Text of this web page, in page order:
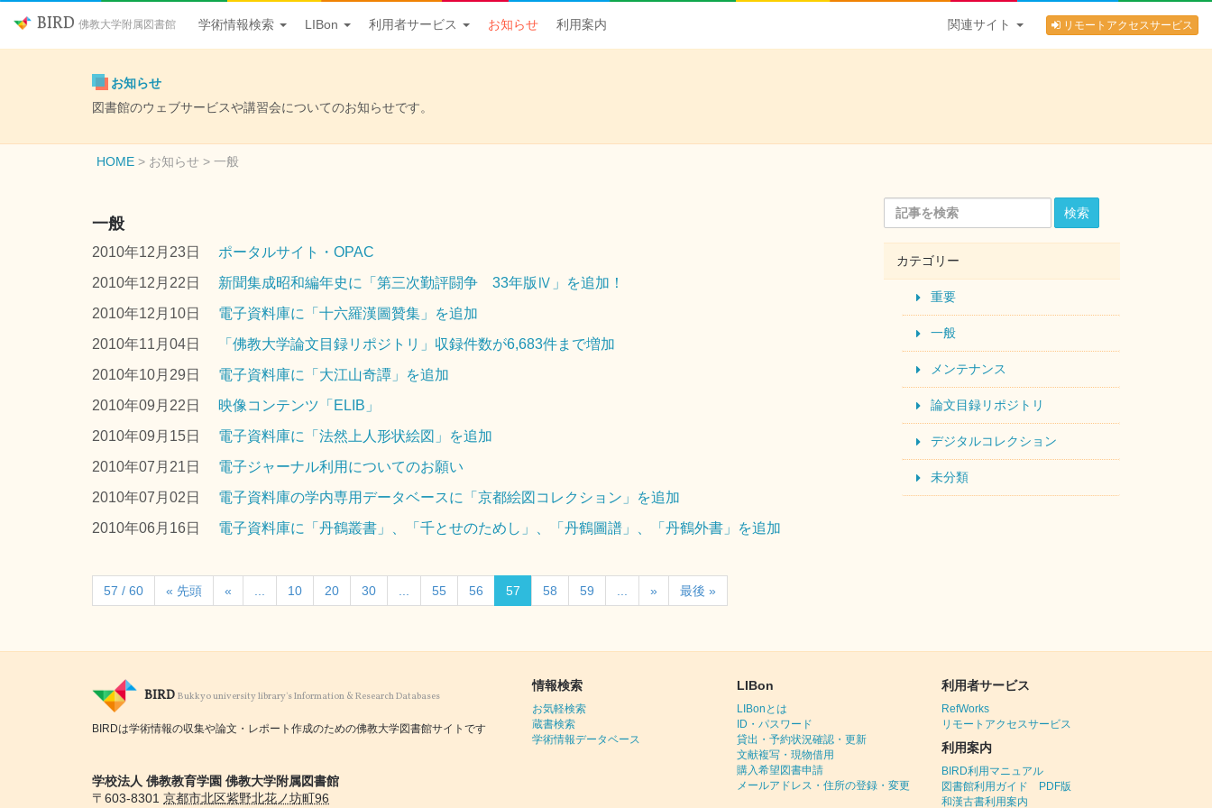
BIRD 佛教大学附属図書館 学術情報検索 LIBon 利用者サービス お知らせ 利用案内 関連サイト リモートアクセスサービス
お知らせ
図書館のウェブサービスや講習会についてのお知らせです。
HOME お知らせ > 一般
一般
2010年12月23日
ポータルサイト・OPAC
2010年12月22日
新聞集成昭和編年史に「第三次勤評闘争 33年版Ⅳ」を追加！
2010年12月10日
電子資料庫に「十六羅漢圖贊集」を追加
2010年11月04日
「佛教大学論文目録リポジトリ」収録件数が6,683件まで増加
2010年10月29日
電子資料庫に「大江山奇譚」を追加
2010年09月22日
映像コンテンツ「ELIB」
2010年09月15日
電子資料庫に「法然上人形状絵図」を追加
2010年07月21日
電子ジャーナル利用についてのお願い
2010年07月02日
電子資料庫の学内専用データベースに「京都絵図コレクション」を追加
2010年06月16日
電子資料庫に「丹鶴叢書」、「千とせのためし」、「丹鶴圖譜」、「丹鶴外書」を追加
57 / 60 « 先頭 « 10 20 30 55 56 57 58 59 » 最後 »
検索
カテゴリー
重要
一般
メンテナンス
論文目録リポジトリ
デジタルコレクション
未分類
情報検索
お気軽検索
蔵書検索
学術情報データベース
LIBon
LIBonとは
ID・パスワード
貸出・予約状況確認・更新
文献複写・現物借用
購入希望図書申請
メールアドレス・住所の登録・変更
利用者サービス
RefWorks
リモートアクセスサービス
利用案内
BIRD利用マニュアル
図書館利用ガイド PDF版
和漢古書利用案内
BIRD Bukkyo university library's Information & Research Databases
BIRDは学術情報の収集や論文・レポート作成のための佛教大学図書館サイトです
学校法人 佛教教育学園 佛教大学附属図書館
〒603-8301 京都市北区紫野北花ノ坊町96